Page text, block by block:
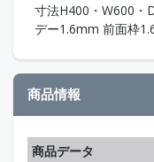
寸法H400・W600・
デー1.6mm 前面枠
商品情報
商品データ